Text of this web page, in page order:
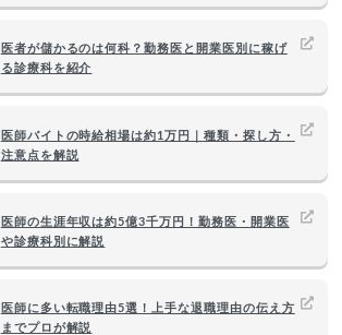
医者が儲かるのは何科？勤務医と開業医別に稼げ
る診療科を紹介
医師バイトの時給相場は約1万円｜種類・探し方・
注意点を解説
医師の生涯年収は約5億3千万円！勤務医・開業医
や診療科別に解説
医師に多い転職理由5選！上手な退職理由の伝え方
までプロが解説